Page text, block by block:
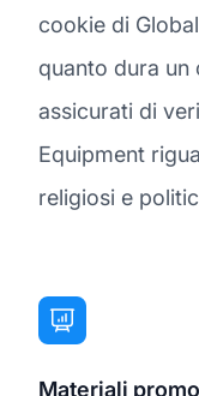
cookie di
quanto dura un
assicurati di
Equipment
religiosi e
Materiali